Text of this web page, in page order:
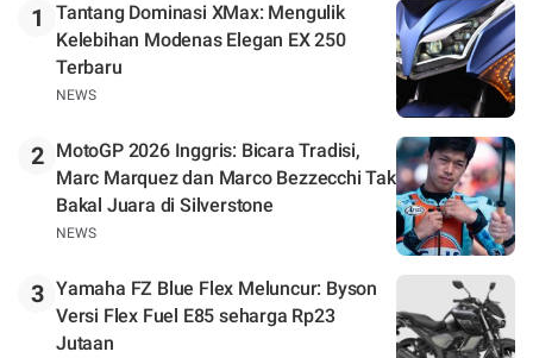
1
Tantang Dominasi XMax: Mengulik
Kelebihan Modenas Elegan EX 250
Terbaru
NEWS
2
MotoGP 2026 Inggris: Bicara Tradisi,
Marc Marquez dan Marco Bezzecchi Tak
Bakal Juara di Silverstone
NEWS
3 Yamaha FZ Blue Flex Meluncur: Byson
Versi Flex Fuel E85 seharga Rp23
Jutaan